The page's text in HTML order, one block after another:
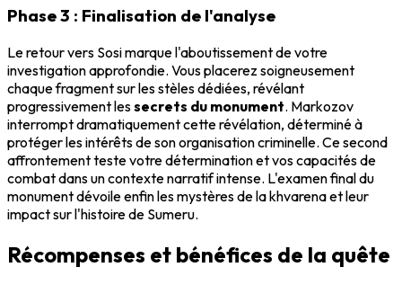
Phase 3 : Finalisation de l'analyse
Le retour vers Sosi marque l'aboutissement de votre
investigation approfondie. Vous placerez soigneusement
chaque fragment sur les stèles dédiées, révélant
progressivement lessecrets du monument. Markozov
interrompt dramatiquement cette révélation, déterminé à
protéger les intérêts de son organisation criminelle. Ce second
affrontement teste votre détermination et vos capacités de
combat dans un contexte narratif intense. L'examen final du
monument dévoile enfin les mystères de la khvarena et leur
impact sur l'histoire de Sumeru.
Récompenses et bénéfices de la quête